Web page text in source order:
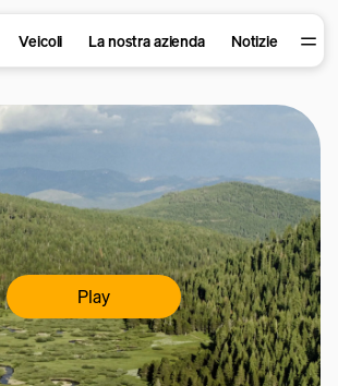
Veicoli La nostra azienda Notizie
Play